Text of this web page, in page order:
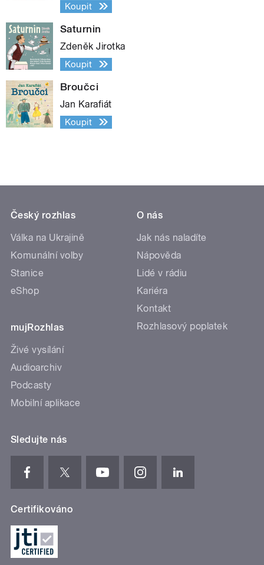
Koupit
Saturnin
Zdeněk Jirotka
Koupit
Broučci
Jan Karafiát
Koupit
Český rozhlas
Válka na Ukrajině
Komunální volby
Stanice
eShop
mujRozhlas
Živé vysílání
Audioarchiv
Podcasty
Mobilní aplikace
O nás
Jak nás naladíte
Nápověda
Lidé v rádiu
Kariéra
Kontakt
Rozhlasový poplatek
Sledujte nás
Certifikováno